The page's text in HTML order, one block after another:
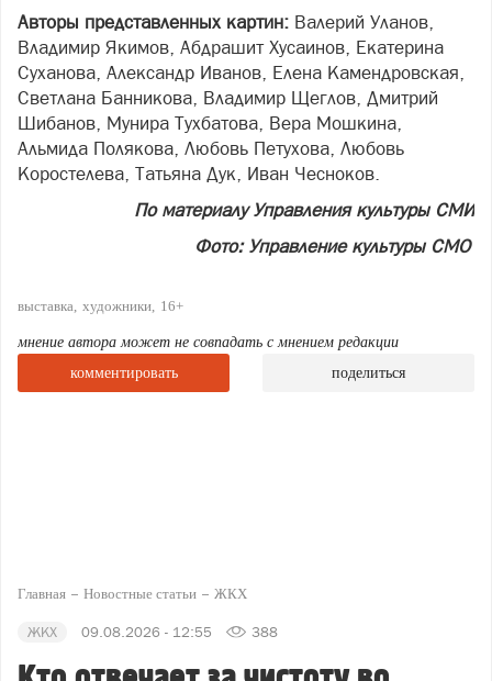
Авторы представленных картин: Валерий Уланов,
Владимир Якимов, Абдрашит Хусаинов, Екатерина
Суханова, Александр Иванов, Елена Камендровская,
Светлана Банникова, Владимир Щеглов, Дмитрий
Шибанов, Мунира Тухбатова, Вера Мошкина,
Альмида Полякова, Любовь Петухова, Любовь
Коростелева, Татьяна Дук, Иван Чесноков.
По материалу Управления культуры СМИ
Фото: Управление культуры СМО
выставка художники 16+
мнение автора может не совпадать с мнением редакции
комментировать
поделиться
Главная Новостные статьи ЖКХ
ЖКХ 09.08.2026 - 12:55 388